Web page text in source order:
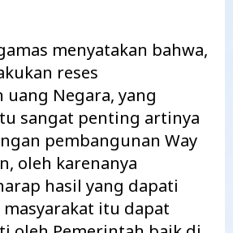
menyatakan bahwa,
reses
uang Negara, yang
sangat penting artinya
pembangunan Way
oleh karenanya
hasil yang dapati
itu dapat